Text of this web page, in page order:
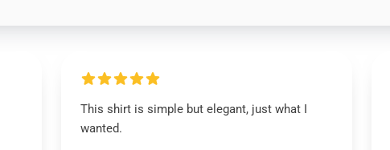
This shirt is simple but elegant, just what I
wanted.